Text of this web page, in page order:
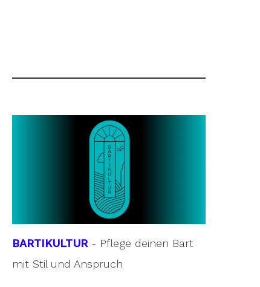
BARTIKULTUR- Pflege deinen Bart
mit Stil und Anspruch